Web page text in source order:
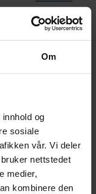
Om
og
sosiale
vår. Vi deler
nettstedet
medier,
kombinere den
Last ned